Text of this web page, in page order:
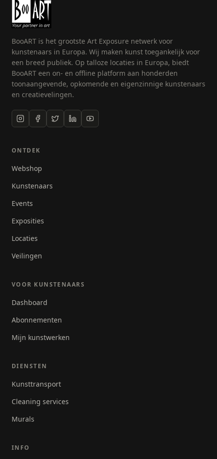
BooART is het grootste Art Exposure netwerk voor
kunstenaars in Europa. Wij maken kunst toegankelijk voor
een breed publiek. Op talloze locaties in Europa, biedt
BooART een on- en offline platform aan honderden
toonaangevende, opkomende en eigenzinnige kunstenaars
en creatievelingen.
ONTDEK
Webshop
Kunstenaars
Events
Exposities
Locaties
Veilingen
VOOR KUNSTENAARS
Dashboard
Abonnementen
Mijn kunstwerken
DIENSTEN
Kunsttransport
Cleaning services
Murals
INFO